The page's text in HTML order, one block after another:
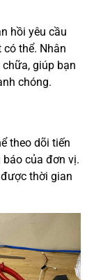
hồi yêu cầu
thể. Nhân
giúp bạn
chóng.
theo dõi tiến
của đơn vị.
thời gian